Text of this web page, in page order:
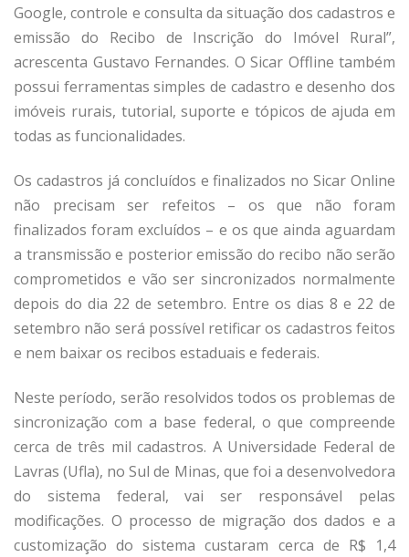
Google, controle e consulta da situação dos cadastros e
emissão do Recibo de Inscrição do Imóvel Rural”,
acrescenta Gustavo Fernandes. O Sicar Offline também
possui ferramentas simples de cadastro e desenho dos
imóveis rurais, tutorial, suporte e tópicos de ajuda em
todas as funcionalidades.
Os cadastros já concluídos e finalizados no Sicar Online
não precisam ser refeitos – os que não foram
finalizados foram excluídos – e os que ainda aguardam
a transmissão e posterior emissão do recibo não serão
comprometidos e vão ser sincronizados normalmente
depois do dia 22 de setembro. Entre os dias 8 e 22 de
setembro não será possível retificar os cadastros feitos
e nem baixar os recibos estaduais e federais.
Neste período, serão resolvidos todos os problemas de
sincronização com a base federal, o que compreende
cerca de três mil cadastros. A Universidade Federal de
Lavras (Ufla), no Sul de Minas, que foi a desenvolvedora
do sistema federal, vai ser responsável pelas
modificações. O processo de migração dos dados e a
customização do sistema custaram cerca de R$ 1,4